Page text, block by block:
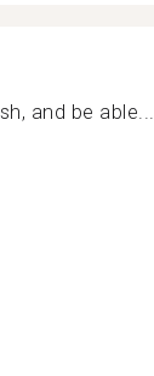
and be able...